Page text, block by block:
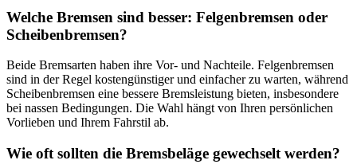
Welche Bremsen sind besser: Felgenbremsen oder
Scheibenbremsen?
Beide Bremsarten haben ihre Vor- und Nachteile. Felgenbremsen
sind in der Regel kostengünstiger und einfacher zu warten, während
Scheibenbremsen eine bessere Bremsleistung bieten, insbesondere
bei nassen Bedingungen. Die Wahl hängt von Ihren persönlichen
Vorlieben und Ihrem Fahrstil ab.
Wie oft sollten die Bremsbeläge gewechselt werden?